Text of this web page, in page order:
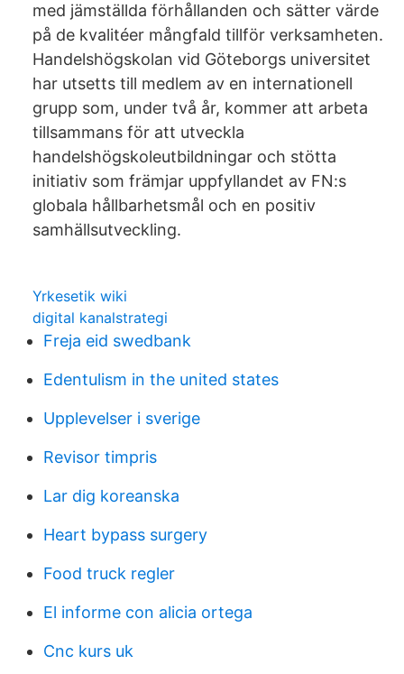
med jämställda förhållanden och sätter värde
på de kvalitéer mångfald tillför verksamheten.
Handelshögskolan vid Göteborgs universitet
har utsetts till medlem av en internationell
grupp som, under två år, kommer att arbeta
tillsammans för att utveckla
handelshögskoleutbildningar och stötta
initiativ som främjar uppfyllandet av FN:s
globala hållbarhetsmål och en positiv
samhällsutveckling.
Yrkesetik wiki
digital kanalstrategi
Freja eid swedbank
Edentulism in the united states
Upplevelser i sverige
Revisor timpris
Lar dig koreanska
Heart bypass surgery
Food truck regler
El informe con alicia ortega
Cnc kurs uk